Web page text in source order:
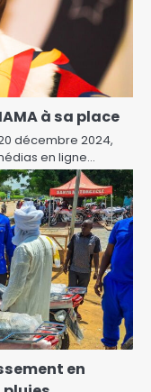
à sa place
décembre 2024,
en ligne…
en